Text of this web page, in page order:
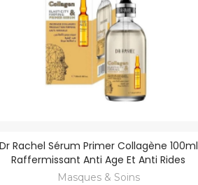
Dr Rachel Sérum Primer Collagène 100ml
Raffermissant Anti Age Et Anti Rides
Masques & Soins